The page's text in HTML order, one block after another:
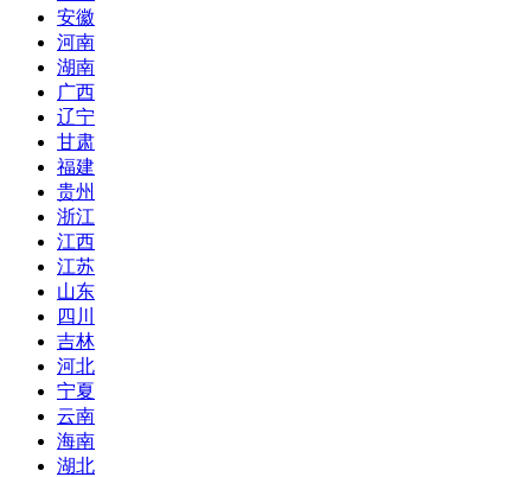
安徽
河南
湖南
广西
辽宁
甘肃
福建
贵州
浙江
江西
江苏
山东
四川
吉林
河北
宁夏
云南
海南
湖北